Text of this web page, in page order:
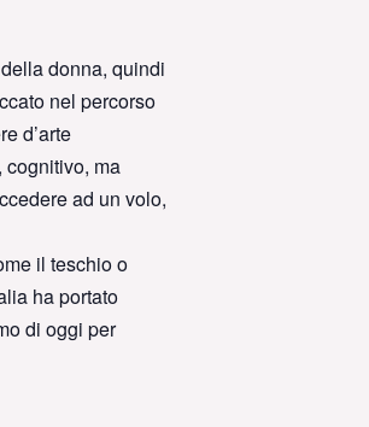
donna, quindi
nel percorso
d’arte
cognitivo, ma
ad un volo,
il teschio o
ha portato
di oggi per